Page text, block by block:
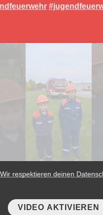
Wir respektieren deinen
VIDEO AKTIVIEREN